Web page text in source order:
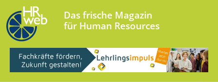
Das frische Magazin
für Human Resources